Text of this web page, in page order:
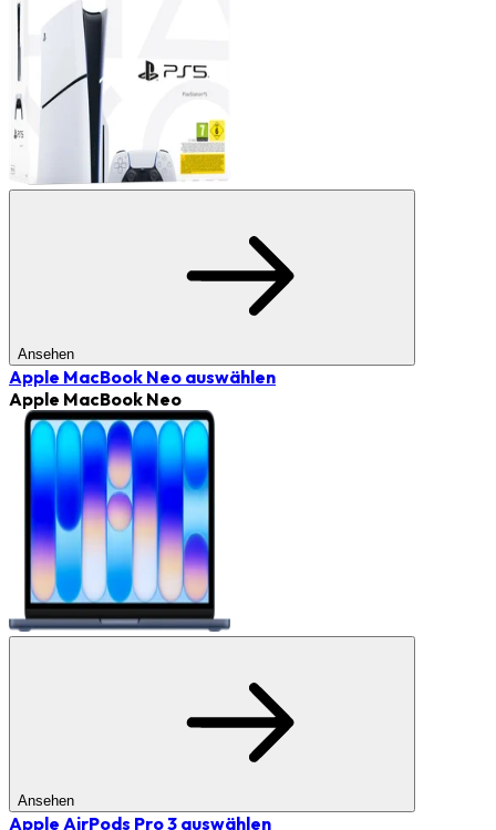
Ansehen
Apple MacBook Neo auswählen
Apple MacBook Neo
Ansehen
Apple AirPods Pro 3 auswählen